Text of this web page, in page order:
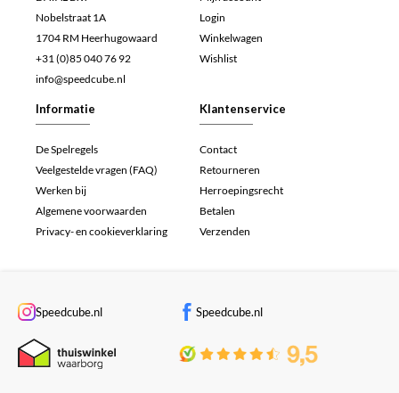
Nobelstraat 1A
1704 RM Heerhugowaard
+31 (0)85 040 76 92
info@speedcube.nl
Login
Winkelwagen
Wishlist
Informatie
De Spelregels
Veelgestelde vragen (FAQ)
Werken bij
Algemene voorwaarden
Privacy- en cookieverklaring
Klantenservice
Contact
Retourneren
Herroepingsrecht
Betalen
Verzenden
Speedcube.nl Speedcube.nl